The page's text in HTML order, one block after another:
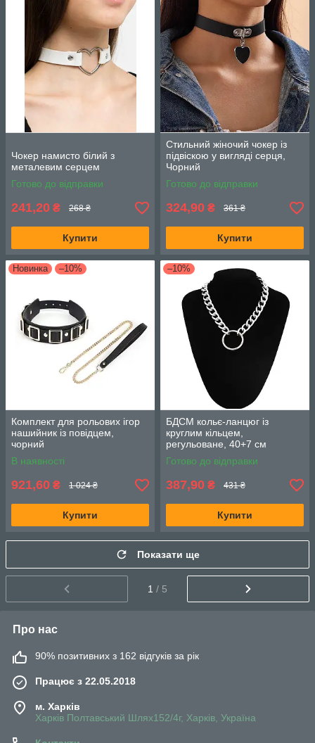
Чокер намисто білий з
металевим серцем
Готово до відправки
241,20 ₴ 268 ₴
Купити
Стильний жіночий чокер із
підвіскою у вигляді серця,
Чорний
Готово до відправки
324,90 ₴ 361 ₴
Купити
Новинка –10%
Комплект для рольових ігор
нашийник із повідцем,
чорний
В наявності
921,60 ₴ 1 024 ₴
Купити
–10%
БДСМ кольє-ланцюг із
круглим кільцем,
регульоване, 40+7 см
Готово до відправки
387,90 ₴ 431 ₴
Купити
Показати ще
1 / 5
Про нас
90% позитивних з 162 відгуків за рік
Працює з 22.05.2018
м. Харків
Харків Полтавський Шлях152/4г, Харків, Україна